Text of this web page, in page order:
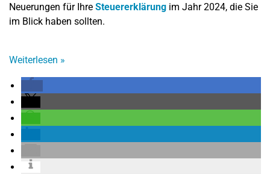
Neuerungen für Ihre Steuererklärung im Jahr 2024, die Sie
im Blick haben sollten.
Weiterlesen »